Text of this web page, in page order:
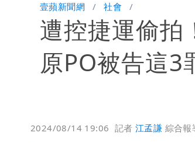
壹蘋新聞網 社會
遭控捷運偷
原PO被告這3
2024/08/14 19:06 記者江孟謙 綜合報